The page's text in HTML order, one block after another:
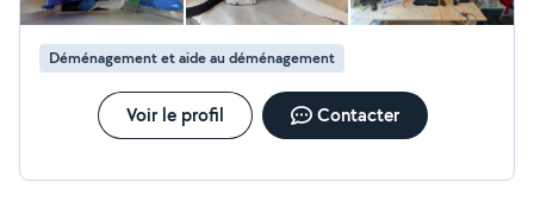
Déménagement et aide au déménagement
Voir le profil Contacter